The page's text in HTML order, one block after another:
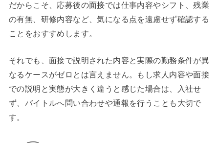
だからこそ、応募後の面接では仕事内容やシフト、残業
の有無、研修内容など、気になる点を遠慮せず確認する
ことをおすすめします。
それでも、面接で説明された内容と実際の勤務条件が異
なるケースがゼロとは言えません。もし求人内容や面接
での説明と実態が大きく違うと感じた場合は、入社せ
ず、バイトルへ問い合わせや通報を行うことも大切で
す。